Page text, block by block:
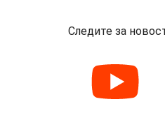
Следите за